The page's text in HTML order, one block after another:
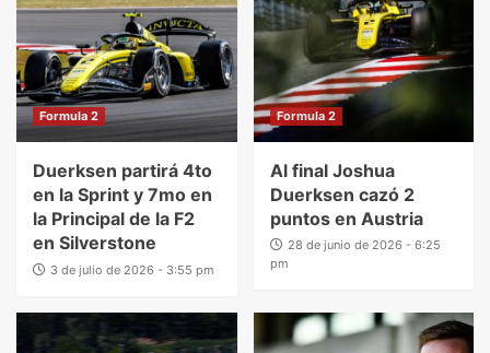
Formula 2
Duerksen partirá 4to
en la Sprint y 7mo en
la Principal de la F2
en Silverstone
3 de julio de 2026 - 3:55 pm
Formula 2
Al final Joshua
Duerksen cazó 2
puntos en Austria
28 de junio de 2026 - 6:25
pm